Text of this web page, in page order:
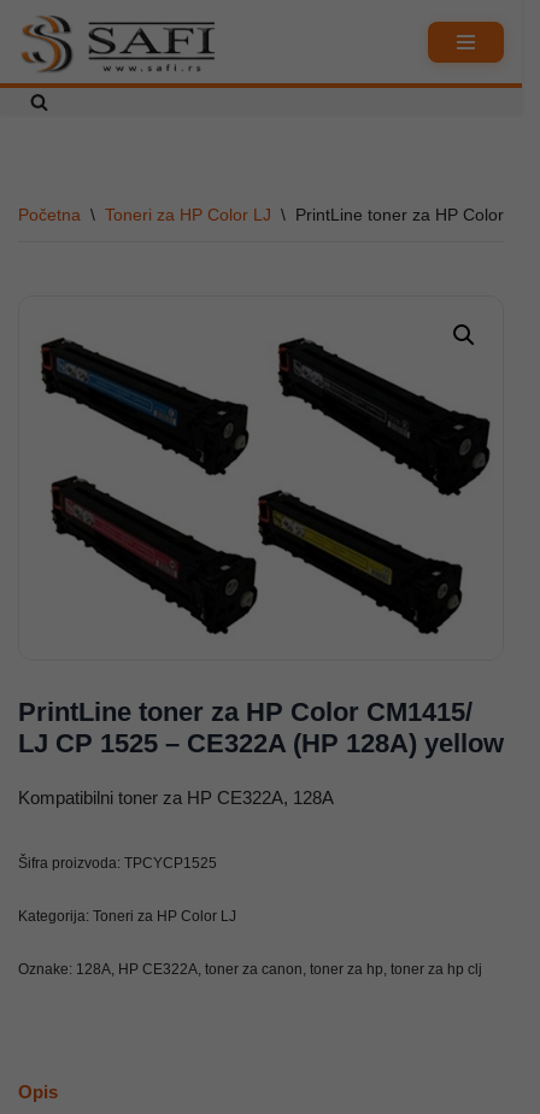
Skoči
na
Početna \ Toneri za HP Color LJ \ PrintLine toner za HP Color
PrintLine toner za HP Color CM1415/
LJ CP 1525 – CE322A (HP 128A) yellow
Kompatibilni toner za HP CE322A, 128A
Šifra proizvoda: TPCYCP1525
Kategorija: Toneri za HP Color LJ
Oznake: 128A HP CE322A toner za canon toner za hp toner za hp clj
Opis